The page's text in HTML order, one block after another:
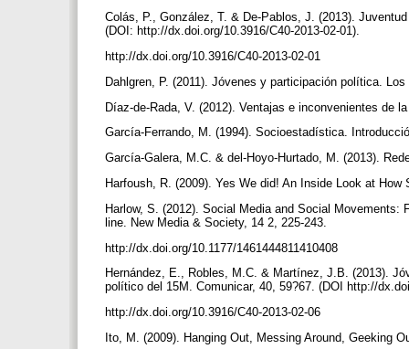
Colás, P., González, T. & De-Pablos, J. (2013).
(DOI: http://dx.doi.org/10.3916/C40-2013-02-01).
http://dx.doi.org/10.3916/C40-2013-02-01
Dahlgren, P. (2011). Jóvenes y participación política.
Díaz-de-Rada, V. (2012). Ventajas e inconvenientes de
García-Ferrando, M. (1994). Socioestadística.
García-Galera, M.C. & del-Hoyo-Hurtado, M. (2013).
Harfoush, R. (2009). Yes We did! An Inside Look at
Harlow, S. (2012). Social Media and Social
line. New Media & Society, 14 2, 225-243.
http://dx.doi.org/10.1177/1461444811410408
Hernández, E., Robles, M.C. & Martínez, J.B. (2013).
político del 15M. Comunicar, 40, 59?67. (DOI http://
http://dx.doi.org/10.3916/C40-2013-02-06
Ito, M. (2009). Hanging Out, Messing Around, Geeking